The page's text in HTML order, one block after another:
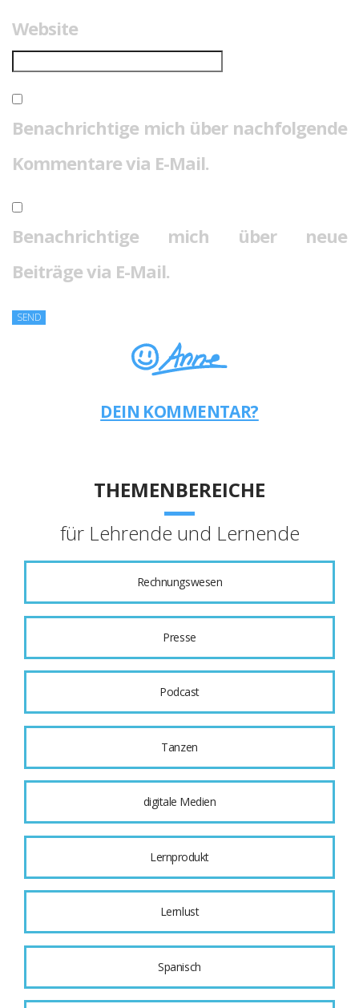
Website
Benachrichtige mich über nachfolgende
Kommentare via E-Mail.
Benachrichtige mich über neue
Beiträge via E-Mail.
DEIN KOMMENTAR?
THEMENBEREICHE
für Lehrende und Lernende
Rechnungswesen
Presse
Podcast
Tanzen
digitale Medien
Lernprodukt
Lernlust
Spanisch